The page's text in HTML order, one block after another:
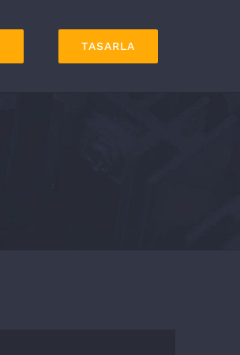
TASARLA